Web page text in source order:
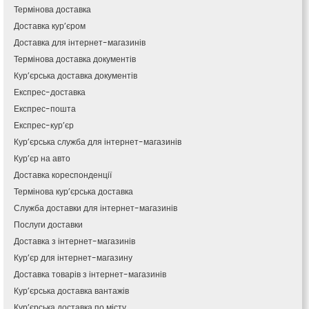
Термінова доставка
Доставка кур’єром
Доставка для інтернет-магазинів
Термінова доставка документів
Кур’єрська доставка документів
Експрес-доставка
Експрес-пошта
Експрес-кур’єр
Кур’єрська служба для інтернет-магазинів
Кур’єр на авто
Доставка кореспонденції
Термінова кур’єрська доставка
Служба доставки для інтернет-магазинів
Послуги доставки
Доставка з інтернет-магазинів
Кур’єр для інтернет-магазину
Доставка товарів з інтернет-магазинів
Кур’єрська доставка вантажів
Кам’янка
Кам’янське
Канів
Козятин
Київ
Кобеляки
Коцюбинське
Конотоп
Коростень
Корсунь-Шевченківський
Костопіль
Ковель
Козин
Красноград
Кременчук
Кременець
Кривий Ріг
Кролевець
Кропивницький
Крихівці